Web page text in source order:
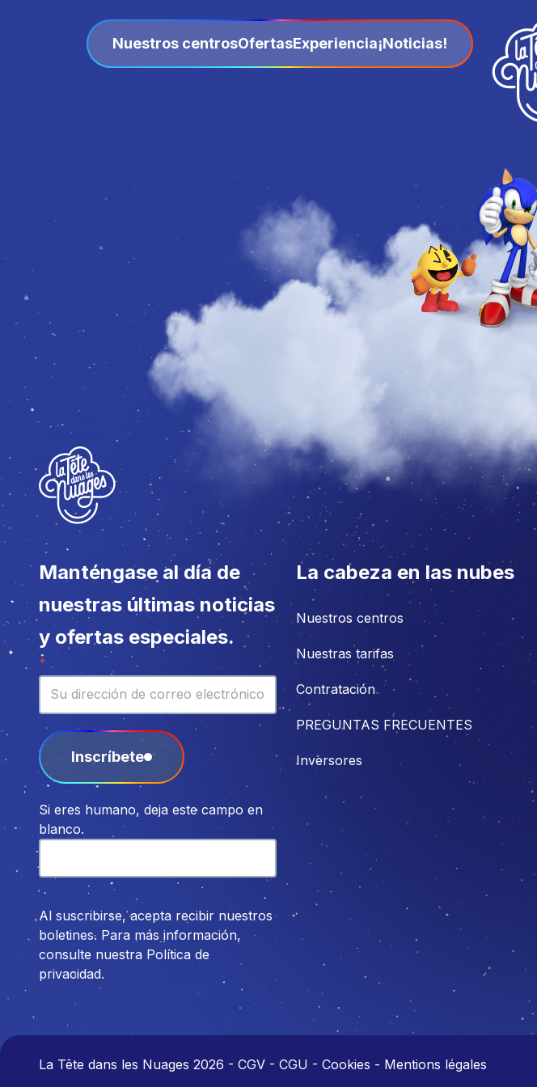
Nuestros centrosOfertasExperiencia¡Noticias!
Manténgase al día de
nuestras últimas noticias
y ofertas especiales.
Boletín
*
Inscríbete
Si eres humano, deja este campo en
blanco.
Al suscribirse, acepta recibir nuestros
boletines. Para más información,
consulte nuestra Política de
privacidad.
La cabeza en las nubes
Nuestros centros
Nuestras tarifas
Contratación
PREGUNTAS FRECUENTES
Inversores
La Tête dans les Nuages 2026 - CGV - CGU - Cookies - Mentions légales